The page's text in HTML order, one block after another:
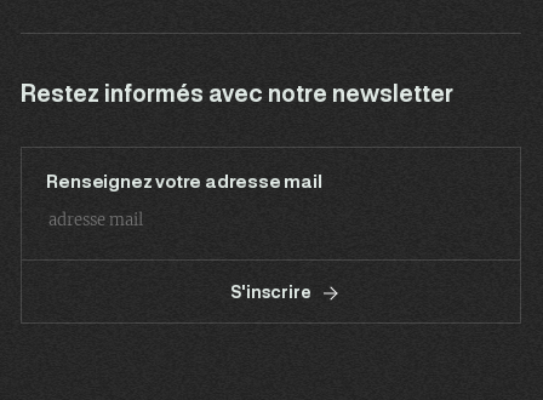
Restez informés avec notre newsletter
Renseignez votre adresse mail
S'inscrire